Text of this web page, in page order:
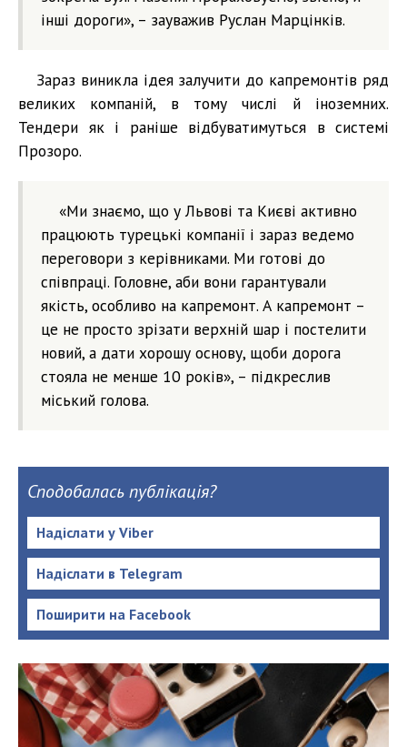
інші дороги», – зауважив Руслан Марцінків.
Зараз виникла ідея залучити до капремонтів ряд
великих компаній, в тому числі й іноземних.
Тендери як і раніше відбуватимуться в системі
Прозоро.
«Ми знаємо, що у Львові та Києві активно
працюють турецькі компанії і зараз ведемо
переговори з керівниками. Ми готові до
співпраці. Головне, аби вони гарантували
якість, особливо на капремонт. А капремонт –
це не просто зрізати верхній шар і постелити
новий, а дати хорошу основу, щоби дорога
стояла не менше 10 років», – підкреслив
міський голова.
Сподобалась публікація?
Надіслати у Viber
Надіслати в Telegram
Поширити на Facebook